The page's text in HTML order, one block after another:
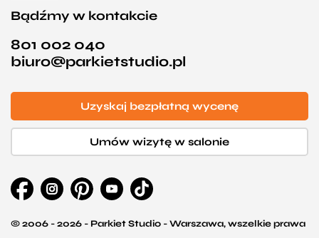
Bądźmy w kontakcie
801 002 040
biuro@parkietstudio.pl
Uzyskaj bezpłatną wycenę
Umów wizytę w salonie
© 2006 - 2026 - Parkiet Studio - Warszawa, wszelkie prawa